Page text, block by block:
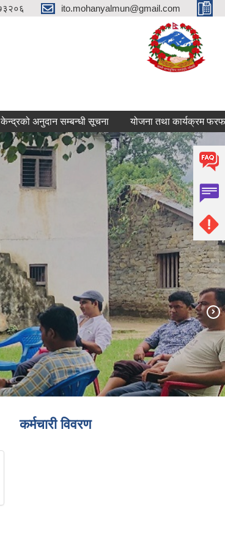
ito.mohanyalmun@gmail.com
अनुदान सम्बन्धी सूचना योजना तथा कार्यक्रम फरफारक
कर्मचारी विवरण